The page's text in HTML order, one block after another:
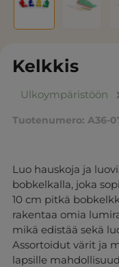
Kelkkis
Ulkoympäristöön
Tuotenumero: A36-
Luo hauskoja ja
bobkelkalla, joka
10 cm pitkä
rakentaa omia
mikä edistää sekä
Assortoidut värit ja
lapsille